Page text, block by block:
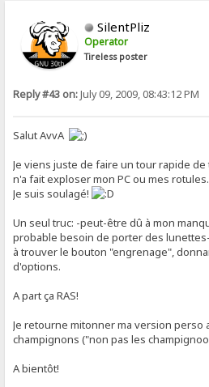
SilentPliz
Operator
Tireless poster
Reply #43 on:July 09, 2009, 08:43:12 PM
Salut AvvA
Je viens juste de faire un tour rapide
n'a fait exploser mon PC ou mes rotules.
Je suis soulagé!
Un seul truc: -peut-être dû à mon
probable besoin de porter des
à trouver le bouton "engrenage",
d'options.
A part ça RAS!
Je retourne mitonner ma version perso
champignons ("non pas les
A bientôt!